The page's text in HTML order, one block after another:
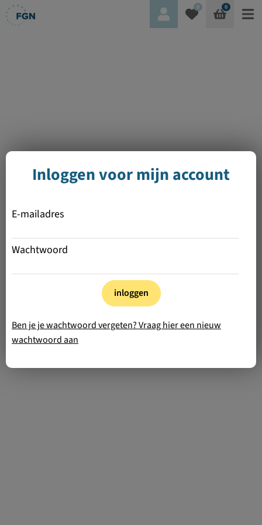
0 0
Inloggen voor mijn account
E-mailadres
Wachtwoord
inloggen
Ben je je wachtwoord vergeten? Vraag hier een nieuw
wachtwoord aan